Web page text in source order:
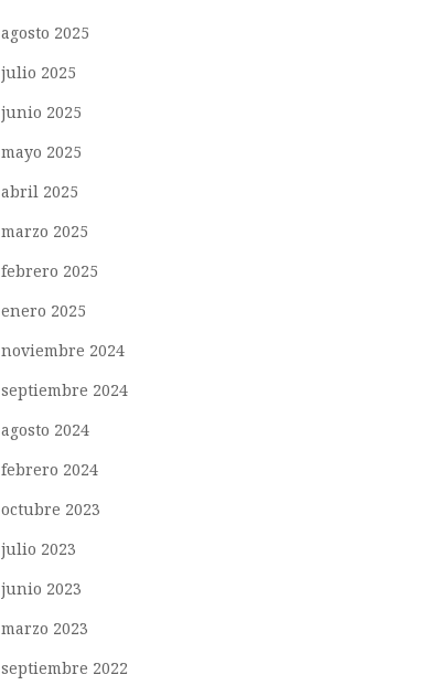
agosto 2025
julio 2025
junio 2025
mayo 2025
abril 2025
marzo 2025
febrero 2025
enero 2025
noviembre 2024
septiembre 2024
agosto 2024
febrero 2024
octubre 2023
julio 2023
junio 2023
marzo 2023
septiembre 2022